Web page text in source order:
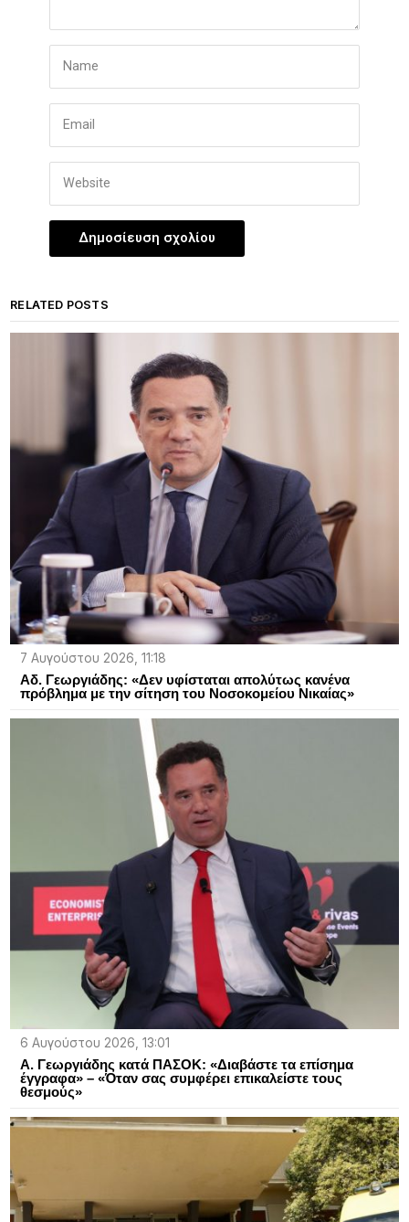
RELATED POSTS
7 Αυγούστου 2026, 11:18
Αδ. Γεωργιάδης: «Δεν υφίσταται απολύτως κανένα
πρόβλημα με την σίτηση του Νοσοκομείου Νικαίας»
6 Αυγούστου 2026, 13:01
Α. Γεωργιάδης κατά ΠΑΣΟΚ: «Διαβάστε τα επίσημα
έγγραφα» – «Όταν σας συμφέρει επικαλείστε τους
θεσμούς»